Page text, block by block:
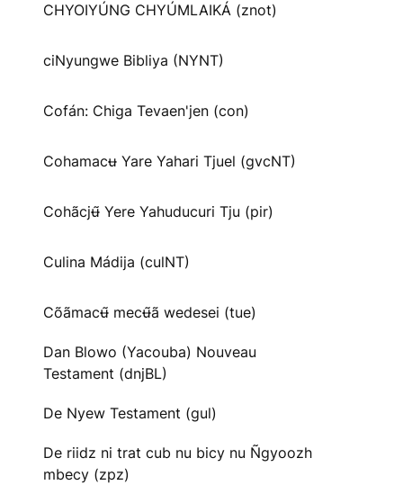
CHYOIYÚNG CHYÚMLAIKÁ (znot)
ciNyungwe Bibliya (NYNT)
Cofán: Chiga Tevaen'jen (con)
Cohamacʉ Yare Yahari Tjuel (gvcNT)
Cohãcjʉ̃ Yere Yahuducuri Tju (pir)
Culina Mádija (culNT)
Cõãmacʉ̃ mecʉ̃ã wedesei (tue)
Dan Blowo (Yacouba) Nouveau
Testament (dnjBL)
De Nyew Testament (gul)
De riidz ni trat cub nu bicy nu Ñgyoozh
mbecy (zpz)